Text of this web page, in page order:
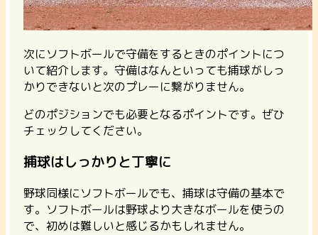
次にソフトボールで守備をするときのポイントにつ
いて紹介します。守備はなんといっても捕球がしっ
かりできないと次のプレーに繋がりません。
どのポジションでも必要となるポイントです。ぜひ
チェックしてください。
捕球はしっかりと丁寧に
野球同様にソフトボールでも、捕球は守備の基本で
す。ソフトボールは野球より大きなボールを使うの
で、初めは難しいと感じるかもしれません。